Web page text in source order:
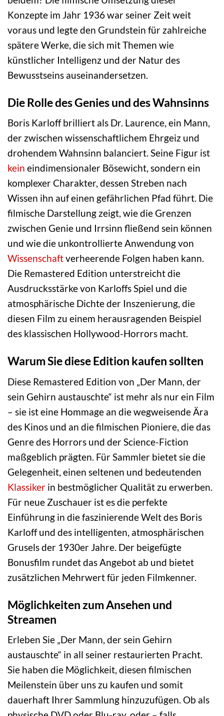
Konzepte im Jahr 1936 war seiner Zeit weit
voraus und legte den Grundstein für zahlreiche
spätere Werke, die sich mit Themen wie
künstlicher Intelligenz und der Natur des
Bewusstseins auseinandersetzen.
Die Rolle des Genies und des Wahnsinns
Boris Karloff brilliert als Dr. Laurence, ein Mann,
der zwischen wissenschaftlichem Ehrgeiz und
drohendem Wahnsinn balanciert. Seine Figur ist
kein eindimensionaler Bösewicht, sondern ein
komplexer Charakter, dessen Streben nach
Wissen ihn auf einen gefährlichen Pfad führt. Die
filmische Darstellung zeigt, wie die Grenzen
zwischen Genie und Irrsinn fließend sein können
und wie die unkontrollierte Anwendung von
Wissenschaftverheerende Folgen haben kann.
Die Remastered Edition unterstreicht die
Ausdrucksstärke von Karloffs Spiel und die
atmosphärische Dichte der Inszenierung, die
diesen Film zu einem herausragenden Beispiel
des klassischen Hollywood-Horrors macht.
Warum Sie diese Edition kaufen sollten
Diese Remastered Edition von „Der Mann, der
sein Gehirn austauschte“ ist mehr als nur ein Film
– sie ist eine Hommage an die wegweisende Ära
des Kinos und an die filmischen Pioniere, die das
Genre des Horrors und der Science-Fiction
maßgeblich prägten. Für Sammler bietet sie die
Gelegenheit, einen seltenen und bedeutenden
Klassiker in bestmöglicher Qualität zu erwerben.
Für neue Zuschauer ist es die perfekte
Einführung in die faszinierende Welt des Boris
Karloff und des intelligenten, atmosphärischen
Grusels der 1930er Jahre. Der beigefügte
Bonusfilm rundet das Angebot ab und bietet
zusätzlichen Mehrwert für jeden Filmkenner.
Möglichkeiten zum Ansehen und
Streamen
Erleben Sie „Der Mann, der sein Gehirn
austauschte“ in all seiner restaurierten Pracht.
Sie haben die Möglichkeit, diesen filmischen
Meilenstein über uns zu kaufen und somit
dauerhaft Ihrer Sammlung hinzuzufügen. Ob als